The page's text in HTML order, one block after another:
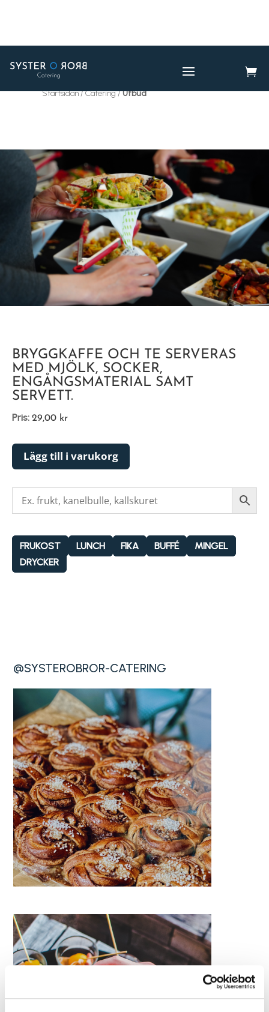

CATERING UTBUD
Startsidan / Catering /Utbud
BRYGGKAFFE OCH TE SERVERAS
MED MJÖLK, SOCKER,
ENGÅNGSMATERIAL SAMT
SERVETT.
Pris: 29,00 kr
Lägg till i varukorg
FRUKOST LUNCH FIKA BUFFÉ
MINGEL
DRYCKER
@SYSTEROBROR-CATERING